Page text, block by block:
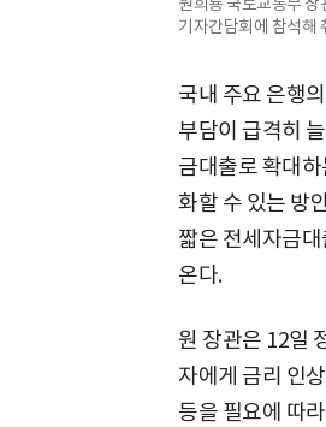
기자간담회에 참석해
국내 주요 은행
부담이 급격히
금대출로 확대
화할 수 있는 방
짧은 전세자금
온다.
원 장관은 12일
자에게 금리 인
등을 필요에 따